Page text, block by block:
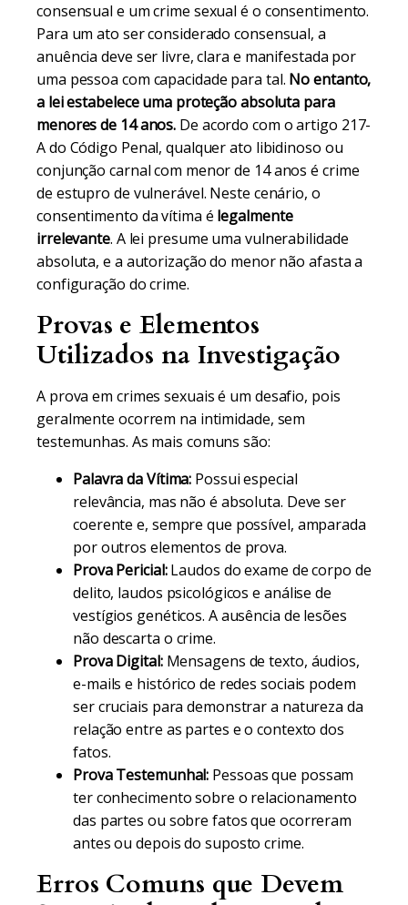
consensual e um crime sexual é o consentimento.
Para um ato ser considerado consensual, a
anuência deve ser livre, clara e manifestada por
uma pessoa com capacidade para tal. No entanto,
a lei estabelece uma proteção absoluta para
menores de 14 anos. De acordo com o artigo 217-
A do Código Penal, qualquer ato libidinoso ou
conjunção carnal com menor de 14 anos é crime
de estupro de vulnerável. Neste cenário, o
consentimento da vítima é legalmente
irrelevante. A lei presume uma vulnerabilidade
absoluta, e a autorização do menor não afasta a
configuração do crime.
Provas e Elementos
Utilizados na Investigação
A prova em crimes sexuais é um desafio, pois
geralmente ocorrem na intimidade, sem
testemunhas. As mais comuns são:
Palavra da Vítima: Possui especial
relevância, mas não é absoluta. Deve ser
coerente e, sempre que possível, amparada
por outros elementos de prova.
Prova Pericial:Laudos do exame de corpo de
delito, laudos psicológicos e análise de
vestígios genéticos. A ausência de lesões
não descarta o crime.
Prova Digital:Mensagens de texto, áudios,
e-mails e histórico de redes sociais podem
ser cruciais para demonstrar a natureza da
relação entre as partes e o contexto dos
fatos.
Prova Testemunhal: Pessoas que possam
ter conhecimento sobre o relacionamento
das partes ou sobre fatos que ocorreram
antes ou depois do suposto crime.
Erros Comuns que Devem